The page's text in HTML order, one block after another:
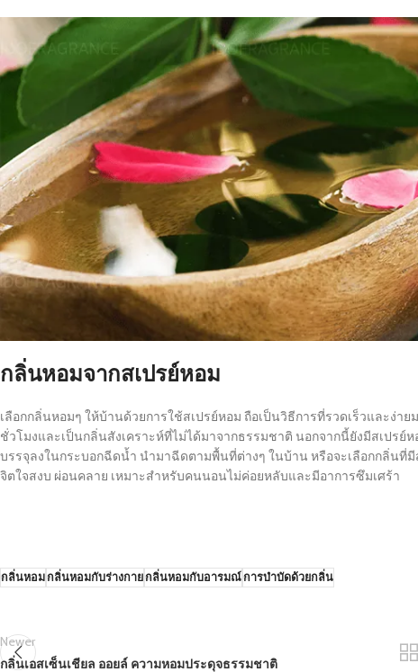
กลิ่นหอมจากสเปรย์หอม
เลือกกลิ่นหอมๆ ให้บ้านด้วยการใช้สเปรย์หอม ถือเป็นวิธีการที่รวดเร็วและง่า
ชั่วโมงและเป็นกลิ่นสังเคราะห์ที่ไม่ได้มาจากธรรมชาติ นอกจากนี้ยังมีสเปร
บรรจุลงในกระบอกฉีดน้ำ นำมาฉีดตามพื้นที่ต่างๆ ในบ้าน หรือจะเลือกกลิ่น
จิตใจสงบ ผ่อนคลาย เหมาะสำหรับคนนอนไม่ค่อยหลับและมีอาการซึมเศร้า
กลิ่นหอมกลิ่นหอมกับร่างกายกลิ่นหอมกับอารมณ์การบำบัดด้วยกลิ่น
Newer
กลิ่นเอสเซ็นเชียล ออยล์ ความหอมประดุจธรรมชาติ